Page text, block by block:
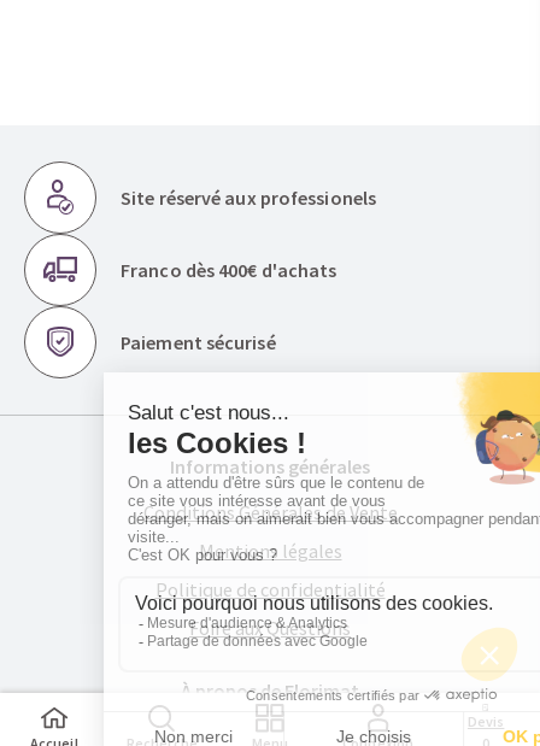
Site réservé aux professionels
Franco dès 400€ d'achats
Paiement sécurisé
Informations générales
Conditions Générales de Vente
Mentions légales
Politique de confidentialité
Foire aux Questions
À propos de Florimat
La société
Devis